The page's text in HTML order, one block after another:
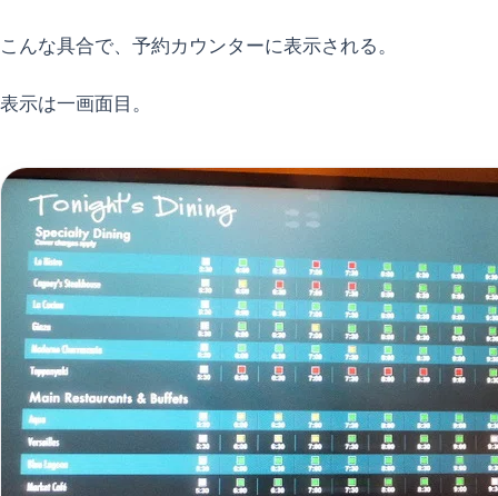
こんな具合で、予約カウンターに表示される。
表示は一画面目。